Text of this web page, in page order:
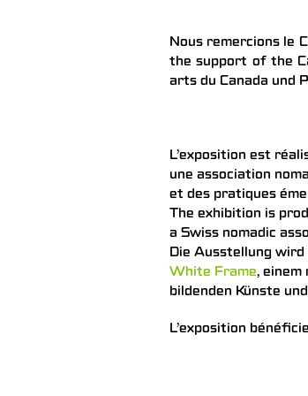
Nous remercions le
the support of the
arts du Canada und
L’exposition est
une association
et des pratiques
The exhibition is
a Swiss nomadic
Die Ausstellung
White Frame, einem
bildenden Künste
L’exposition